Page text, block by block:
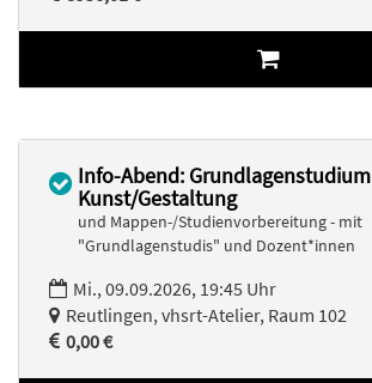
Info-Abend: Grundlagenstudium
Kunst/Gestaltung
und Mappen-/Studienvorbereitung - mit
"Grundlagenstudis" und Dozent*innen
Mi., 09.09.2026, 19:45 Uhr
Reutlingen, vhsrt-Atelier, Raum 102
0,00 €